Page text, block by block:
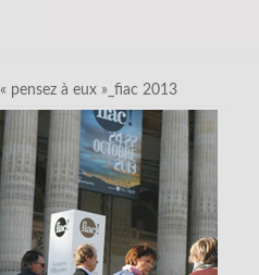
« pensez à eux »_fiac 2013